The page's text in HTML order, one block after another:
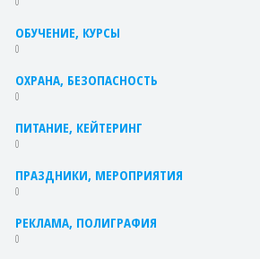
ОБУЧЕНИЕ, КУРСЫ
0
ОХРАНА, БЕЗОПАСНОСТЬ
0
ПИТАНИЕ, КЕЙТЕРИНГ
0
ПРАЗДНИКИ, МЕРОПРИЯТИЯ
0
РЕКЛАМА, ПОЛИГРАФИЯ
0